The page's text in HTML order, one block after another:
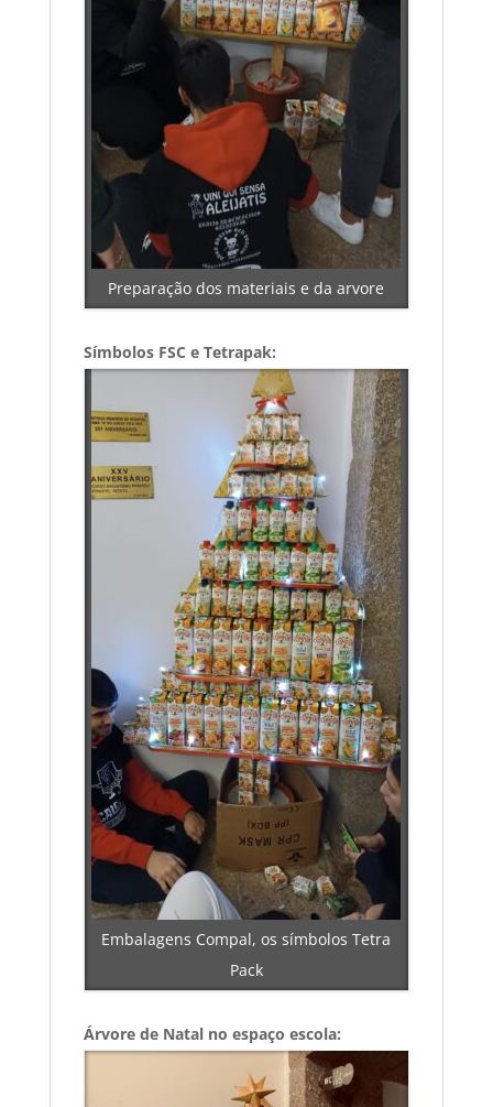
Preparação dos materiais e da arvore
Símbolos FSC e Tetrapak:
Embalagens Compal, os símbolos Tetra
Pack
Árvore de Natal no espaço escola: